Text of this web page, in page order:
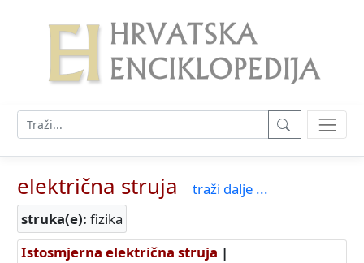
električna struja
traži dalje ...
struka(e): fizika
Istosmjerna električna struja |